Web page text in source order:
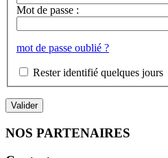
Mot de passe :
mot de passe oublié ?
Rester identifié quelques jours
NOS PARTENAIRES